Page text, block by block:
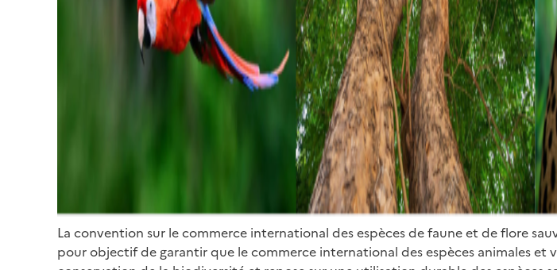
La convention sur le commerce international des espèces de faune et de flore
pour objectif de garantir que le commerce international des espèces animales et